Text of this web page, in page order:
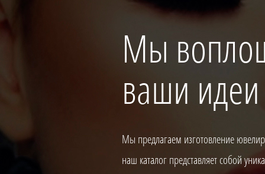
Мы
ваши идеи
Мы предлагаем изготовление
наш каталог представляет собой